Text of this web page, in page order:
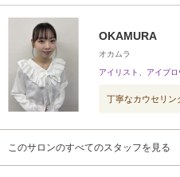
OKAMURA
オカムラ
アイリスト、アイブロ
丁寧なカウセリン
このサロンのすべてのスタッフを見る